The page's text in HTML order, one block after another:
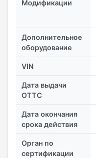
Модификации
Дополнительное
оборудование
VIN
Дата выдачи
ОТТС
Дата окончания
срока действия
Орган по
сертификации